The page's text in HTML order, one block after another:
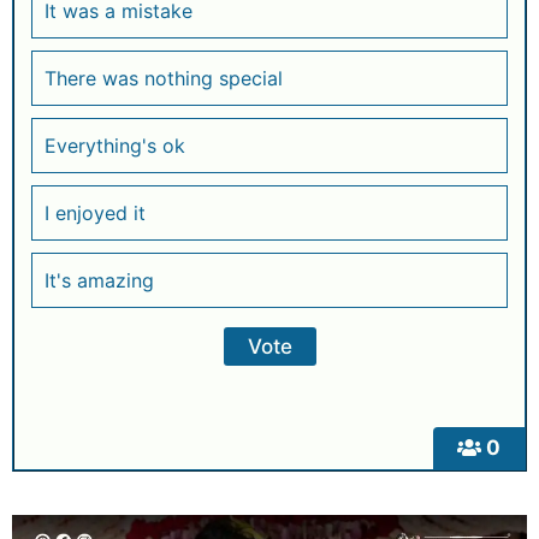
0
It was a mistake
There was nothing special
Everything's ok
I enjoyed it
It's amazing